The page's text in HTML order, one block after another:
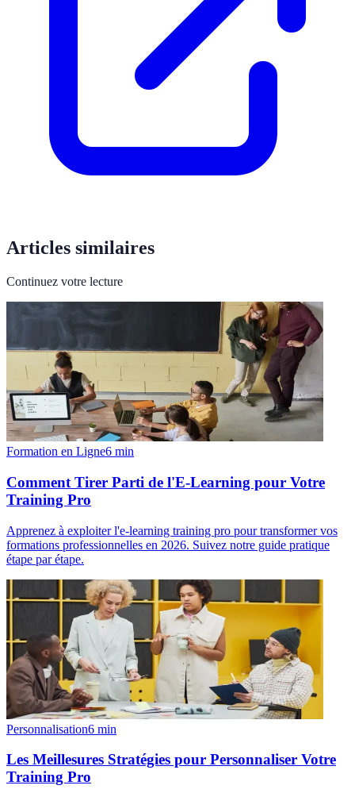
Articles similaires
Continuez votre lecture
Formation en Ligne6 min
Comment Tirer Parti de l'E-Learning pour Votre
Training Pro
Apprenez à exploiter l'e-learning training pro pour transformer vos
formations professionnelles en 2026. Suivez notre guide pratique
étape par étape.
Personnalisation6 min
Les Meillesures Stratégies pour Personnaliser Votre
Training Pro